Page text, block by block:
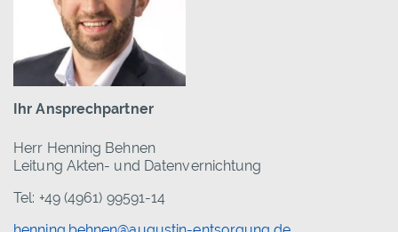
Ihr Ansprechpartner
Herr Henning Behnen
Leitung Akten- und Datenvernichtung
Tel: +49 (4961) 99591-14